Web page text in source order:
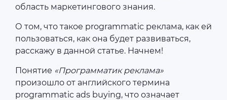
область маркетингового знания.
О том, что такое programmatic реклама, как ей
пользоваться, как она будет развиваться,
расскажу в данной статье. Начнем!
Понятие «Программатик реклама»
произошло от английского термина
programmatic ads buying, что означает